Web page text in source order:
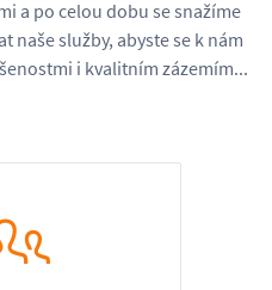
a po celou dobu se snažíme
naše služby, abyste se k nám
i kvalitním zázemím...